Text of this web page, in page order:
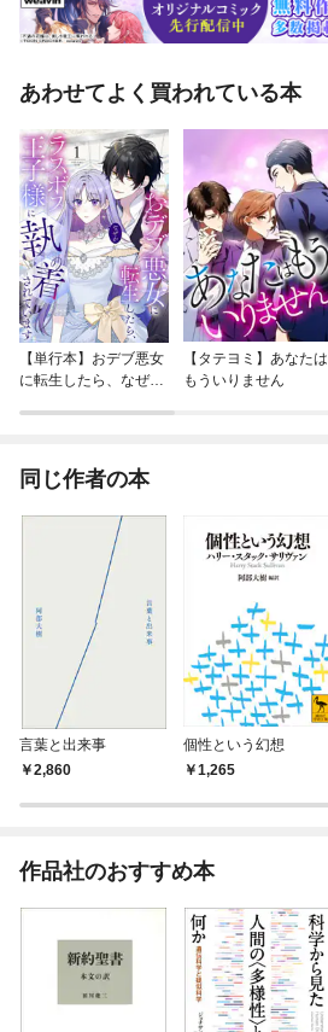
あわせてよく買われている本
【単行本】おデブ悪女
に転生したら、なぜか
【タテヨミ】あなたは
もういりません
同じ作者の本
言葉と出来事
2,860
個性という幻想
1,265
作品社のおすすめ本